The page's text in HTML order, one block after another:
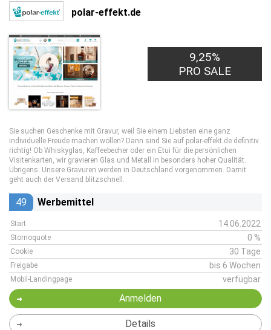
polar-effekt.de
9,25%
PRO SALE
Sie suchen Geschenke mit Gravur, weil Sie einem Liebsten eine ganz
individuelle Freude machen wollen? Dann sind Sie auf polar-effekt.de definitiv
richtig! Ob Whiskyglas, Kaffeebecher oder ein Etui für die persönlichen
Visitenkarten, wir gravieren Glas und Metall in besonders hoher Qualität.
Übrigens: Unsere Gravuren werden in Deutschland vorgenommen. Damit
geht auch der Versand blitzschnell.
49 Werbemittel
Start 14.06.2022
Stornoquote 0 %
Cookie 30 Tage
Freigabe bis 6 Wochen
Mobil-Landingpage verfügbar
Anmelden
Details